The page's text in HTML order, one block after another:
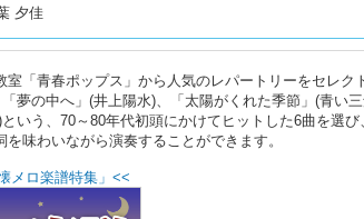
夕佳
室「青春ポップス」から人気のレパートリーをセレ
夢の中へ」(井上陽水)、「太陽がくれた季節」(青い
という、70～80年代初頭にかけてヒットした6曲を選
味わいながら演奏することができます。
メロ楽譜特集」<<